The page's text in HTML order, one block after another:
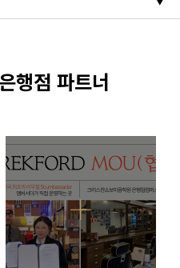
행점 파트너